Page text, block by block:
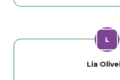
Lia